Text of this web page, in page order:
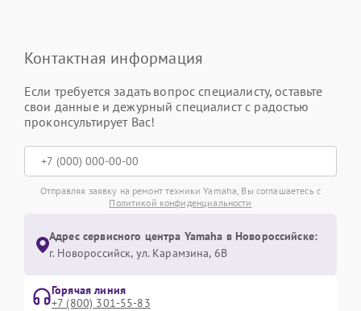
Контактная информация
Если требуется задать вопрос специалисту, оставьте
свои данные и дежурный специалист с радостью
проконсультирует Вас!
Отправляя заявку на ремонт техники Yamaha, Вы соглашаетесь с
Политикой конфиденциальности
Адрес сервисного центра Yamaha в Новороссийске:
г. Новороссийск, ул. Карамзина, 6В
Горячая линия
+7 (800) 301-55-83